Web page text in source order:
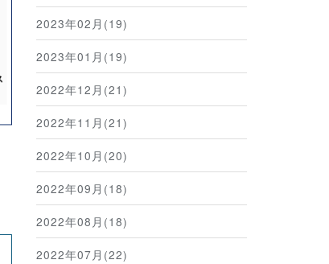
2023年02月(19)
2023年01月(19)
2022年12月(21)
2022年11月(21)
2022年10月(20)
2022年09月(18)
2022年08月(18)
2022年07月(22)